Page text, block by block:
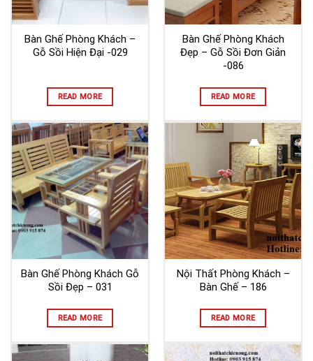
Bàn Ghế Phòng Khách –
Gỗ Sồi Hiện Đại -029
READ MORE
Bàn Ghế Phòng Khách
Đẹp – Gỗ Sồi Đơn Giản
-086
READ MORE
Bàn Ghế Phòng Khách Gỗ
Sồi Đẹp – 031
READ MORE
Nội Thất Phòng Khách –
Bàn Ghế – 186
READ MORE